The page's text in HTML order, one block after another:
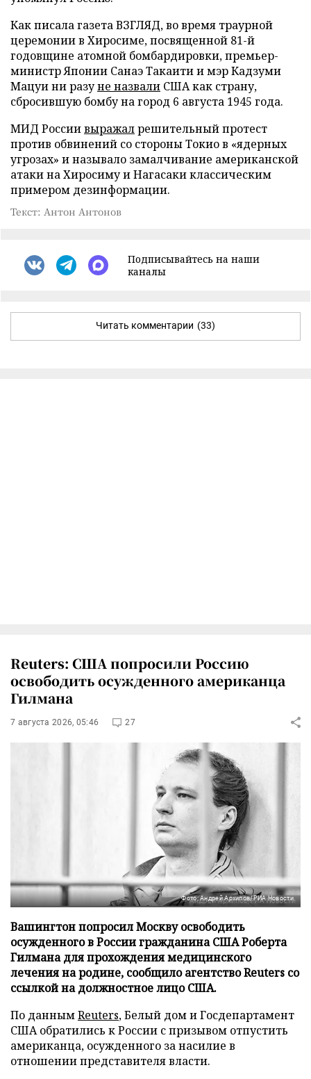
Как писала газета ВЗГЛЯД, во время траурной
церемонии в Хиросиме, посвященной 81-й
годовщине атомной бомбардировки, премьер-
министр Японии Санаэ Такаити и мэр Кадзуми
Мацуи ни разуне назвали США как страну,
сбросившую бомбу на город 6 августа 1945 года.
МИД Россиивыражалрешительный протест
против обвинений со стороны Токио в «ядерных
угрозах» и называло замалчивание американской
атаки на Хиросиму и Нагасаки классическим
примером дезинформации.
Текст: Антон Антонов
Подписывайтесь на наши
каналы
Читать комментарии (33)
Reuters: США попросили Россию
освободить осужденного американца
Гилмана
7 августа 2026, 05:46 27
Фото: Андрей Архипов/РИА Новости
Вашингтон попросил Москву освободить
осужденного в России гражданина США Роберта
Гилмана для прохождения медицинского
лечения на родине, сообщило агентство Reuters со
ссылкой на должностное лицо США.
По даннымReuters, Белый дом и Госдепартамент
США обратились к России с призывом отпустить
американца, осужденного за насилие в
отношении представителя власти.